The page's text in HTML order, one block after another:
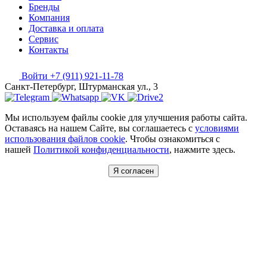
Бренды
Компания
Доставка и оплата
Сервис
Контакты
Войти +7 (911) 921-11-78
Санкт-Петербург, Штурманская ул., 3
Мы используем файлы cookie для улучшения работы сайта.
Оставаясь на нашем Сайте, вы соглашаетесь с условиями
использования файлов cookie. Чтобы ознакомиться с
нашей Политикой конфиденциальности, нажмите здесь.
Я согласен